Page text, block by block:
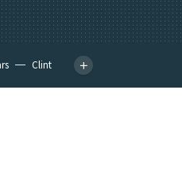
Clint